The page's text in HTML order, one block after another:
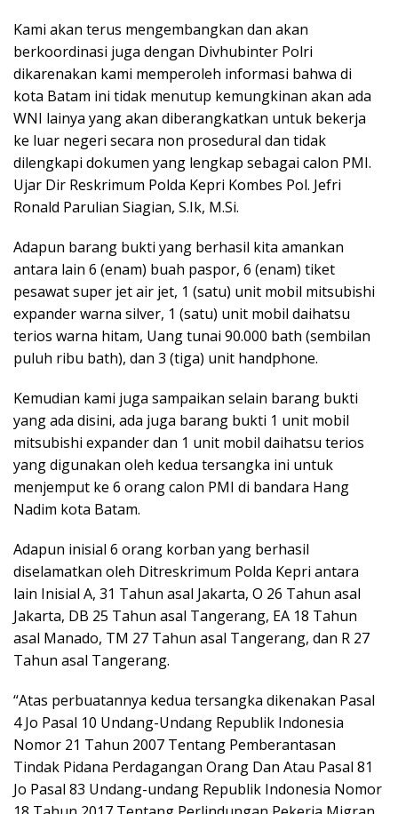
Kami akan terus mengembangkan dan akan
berkoordinasi juga dengan Divhubinter Polri
dikarenakan kami memperoleh informasi bahwa di
kota Batam ini tidak menutup kemungkinan akan ada
WNI lainya yang akan diberangkatkan untuk bekerja
ke luar negeri secara non prosedural dan tidak
dilengkapi dokumen yang lengkap sebagai calon PMI.
Ujar Dir Reskrimum Polda Kepri Kombes Pol. Jefri
Ronald Parulian Siagian, S.Ik, M.Si.
Adapun barang bukti yang berhasil kita amankan
antara lain 6 (enam) buah paspor, 6 (enam) tiket
pesawat super jet air jet, 1 (satu) unit mobil mitsubishi
expander warna silver, 1 (satu) unit mobil daihatsu
terios warna hitam, Uang tunai 90.000 bath (sembilan
puluh ribu bath), dan 3 (tiga) unit handphone.
Kemudian kami juga sampaikan selain barang bukti
yang ada disini, ada juga barang bukti 1 unit mobil
mitsubishi expander dan 1 unit mobil daihatsu terios
yang digunakan oleh kedua tersangka ini untuk
menjemput ke 6 orang calon PMI di bandara Hang
Nadim kota Batam.
Adapun inisial 6 orang korban yang berhasil
diselamatkan oleh Ditreskrimum Polda Kepri antara
lain Inisial A, 31 Tahun asal Jakarta, O 26 Tahun asal
Jakarta, DB 25 Tahun asal Tangerang, EA 18 Tahun
asal Manado, TM 27 Tahun asal Tangerang, dan R 27
Tahun asal Tangerang.
“Atas perbuatannya kedua tersangka dikenakan Pasal
4 Jo Pasal 10 Undang-Undang Republik Indonesia
Nomor 21 Tahun 2007 Tentang Pemberantasan
Tindak Pidana Perdagangan Orang Dan Atau Pasal 81
Jo Pasal 83 Undang-undang Republik Indonesia Nomor